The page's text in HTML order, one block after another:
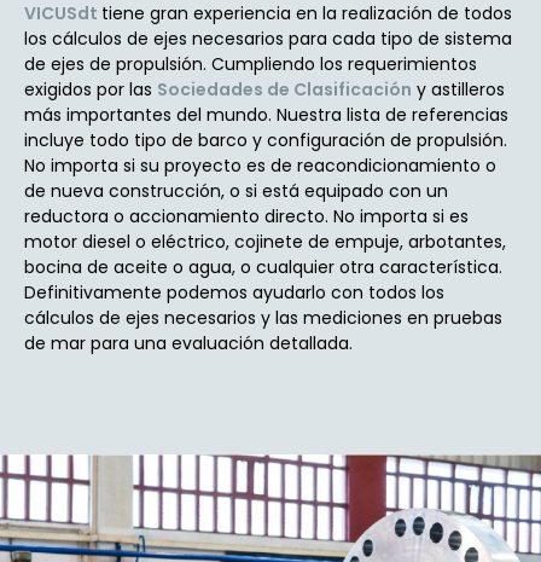
VICUSdt tiene gran experiencia en la realización de todos
los cálculos de ejes necesarios para cada tipo de sistema
de ejes de propulsión. Cumpliendo los requerimientos
exigidos por las Sociedades de Clasificación y astilleros
más importantes del mundo. Nuestra lista de referencias
incluye todo tipo de barco y configuración de propulsión.
No importa si su proyecto es de reacondicionamiento o
de nueva construcción, o si está equipado con un
reductora o accionamiento directo. No importa si es
motor diesel o eléctrico, cojinete de empuje, arbotantes,
bocina de aceite o agua, o cualquier otra característica.
Definitivamente podemos ayudarlo con todos los
cálculos de ejes necesarios y las mediciones en pruebas
de mar para una evaluación detallada.